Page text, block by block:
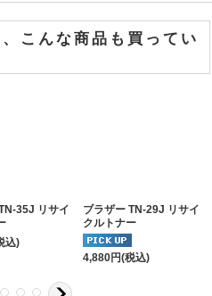
こんな商品も買ってい
35J リサイ
込)
ブラザー TN-29J リサイ
クルトナー
4,880円(税込)